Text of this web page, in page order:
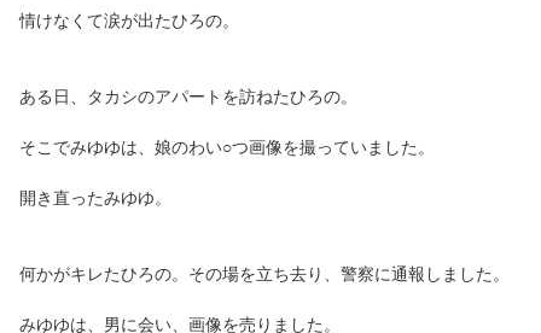
情けなくて涙が出たひろの。
ある日、タカシのアパートを訪ねたひろの。
そこでみゆゆは、娘のわい○つ画像を撮っていました。
開き直ったみゆゆ。
何かがキレたひろの。その場を立ち去り、警察に通報しました。
みゆゆは、男に会い、画像を売りました。